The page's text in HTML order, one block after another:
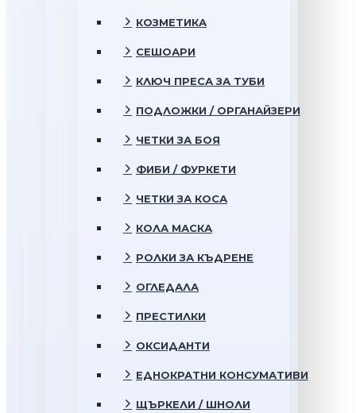
КОЗМЕТИКА
СЕШОАРИ
КЛЮЧ ПРЕСА ЗА ТУБИ
ПОДЛОЖКИ / ОРГАНАЙЗЕРИ
ЧЕТКИ ЗА БОЯ
ФИБИ / ФУРКЕТИ
ЧЕТКИ ЗА КОСА
КОЛА МАСКА
РОЛКИ ЗА КЪДРЕНЕ
ОГЛЕДАЛА
ПРЕСТИЛКИ
ОКСИДАНТИ
ЕДНОКРАТНИ КОНСУМАТИВИ
ЩЪРКЕЛИ / ШНОЛИ